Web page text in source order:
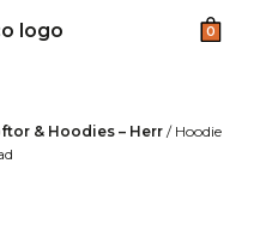
0
& Hoodies – Herr/ Hoodie